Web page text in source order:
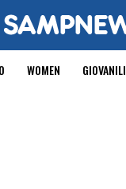
WOMEN GIOVANILI